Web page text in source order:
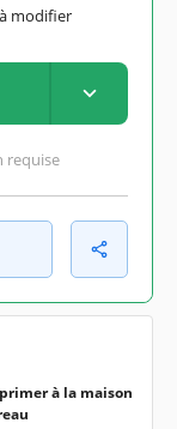
modifier
requise
à la maison